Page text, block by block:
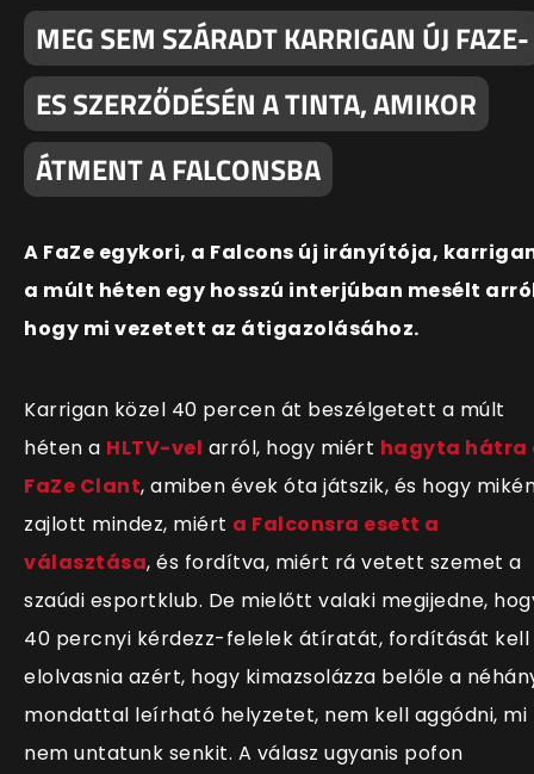
MEG SEM SZÁRADT KARRIGAN ÚJ FAZE-
ES SZERZŐDÉSÉN A TINTA, AMIKOR
ÁTMENT A FALCONSBA
A FaZe egykori, a Falcons új irányítója,
a múlt héten egy hosszú interjúban mesélt
hogy mi vezetett az átigazolásához.
Karrigan közel 40 percen át beszélgetett a múlt
héten a HLTV-vel arról, hogy miért hagyta hátra
FaZe Clant, amiben évek óta játszik, és hogy
zajlott mindez, miért a Falconsra esett a
választása, és fordítva, miért rá vetett szemet a
szaúdi esportklub. De mielőtt valaki megijedne,
40 percnyi kérdezz-felelek átíratát, fordítását kell
elolvasnia azért, hogy kimazsolázza belőle a
mondattal leírható helyzetet, nem kell aggódni, mi
nem untatunk senkit. A válasz ugyanis pofon